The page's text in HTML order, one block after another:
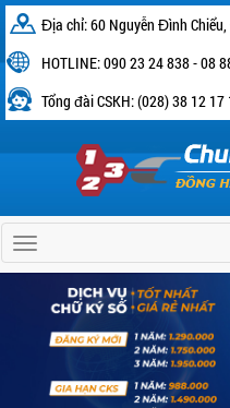
Địa chỉ: 60 Nguyễn Đình Chiểu,
HOTLINE: 090 23 24 838 - 08
Tổng đài CSKH: (028) 38 12 17